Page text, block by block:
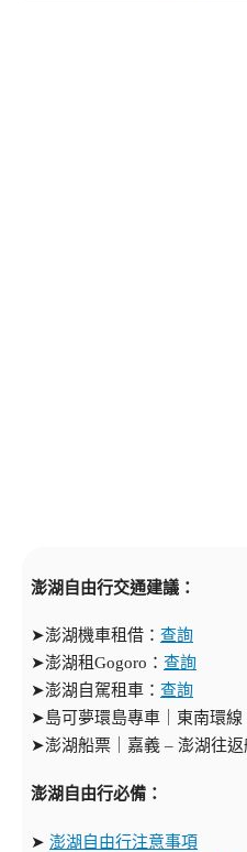
澎湖自由行交通建議：
➤澎湖機車租借： 查詢
➤澎湖租Gogoro： 查詢
➤澎湖自駕租車： 查詢
➤島可夢環島專車｜東南環線
➤澎湖船票｜嘉義 – 澎湖往返
澎湖自由行必備：
➤ 澎湖自由行注意事項